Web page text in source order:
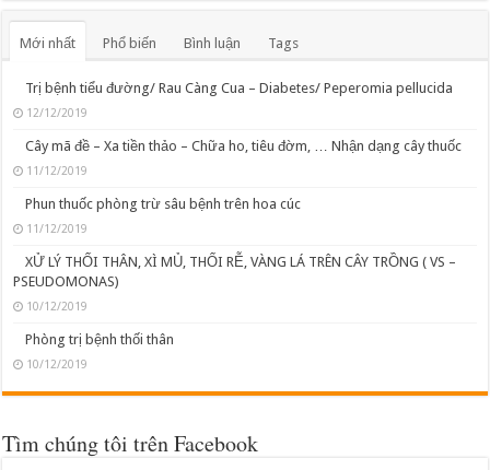
Mới nhất Phổ biến Bình luận Tags
Trị bệnh tiểu đường/ Rau Càng Cua – Diabetes/ Peperomia pellucida
12/12/2019
Cây mã đề – Xa tiền thảo – Chữa ho, tiêu đờm, … Nhận dạng cây thuốc
11/12/2019
Phun thuốc phòng trừ sâu bệnh trên hoa cúc
11/12/2019
XỬ LÝ THỐI THÂN, XÌ MỦ, THỐI RỄ, VÀNG LÁ TRÊN CÂY TRỒNG ( VS –
PSEUDOMONAS)
10/12/2019
Phòng trị bệnh thối thân
10/12/2019
Tìm chúng tôi trên Facebook